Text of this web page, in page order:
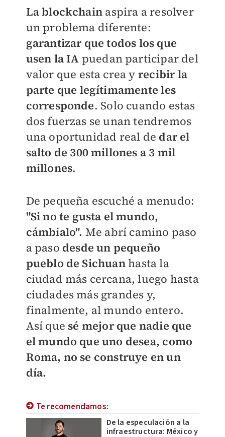
La blockchain aspira a resolver
un problema diferente:
garantizar que todos los que
usen la IA puedan participar del
valor que esta crea y recibir la
parte que legítimamente les
corresponde. Solo cuando estas
dos fuerzas se unan tendremos
una oportunidad real de dar el
salto de 300 millones a 3 mil
millones.
De pequeña escuché a menudo:
"Si no te gusta el mundo,
cámbialo". Me abrí camino paso
a paso desde un pequeño
pueblo de Sichuanhasta la
ciudad más cercana, luego hasta
ciudades más grandes y,
finalmente, al mundo entero.
Así que sé mejor que nadie que
el mundo que uno desea, como
Roma, no se construye en un
día.
Te recomendamos:
De la especulación a la
infraestructura: México y